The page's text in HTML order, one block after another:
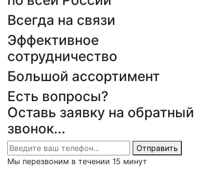
Всегда на связи
Эффективное
сотрудничество
Большой ассортимент
Есть вопросы?
Оставь заявку на обратный
звонок...
Отправить
Мы перезвоним в течении 15 минут